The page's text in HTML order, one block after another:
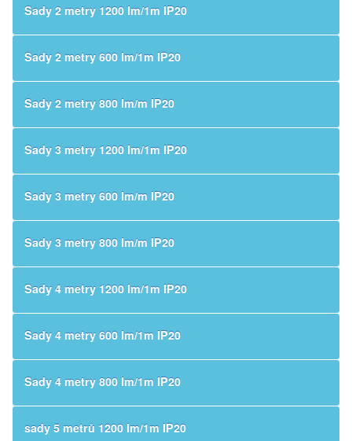
Sady 2 metry 1200 lm/1m IP20
Sady 2 metry 600 lm/1m IP20
Sady 2 metry 800 lm/m IP20
Sady 3 metry 1200 lm/1m IP20
Sady 3 metry 600 lm/m IP20
Sady 3 metry 800 lm/m IP20
Sady 4 metry 1200 lm/1m IP20
Sady 4 metry 600 lm/1m IP20
Sady 4 metry 800 lm/1m IP20
sady 5 metrů 1200 lm/1m IP20